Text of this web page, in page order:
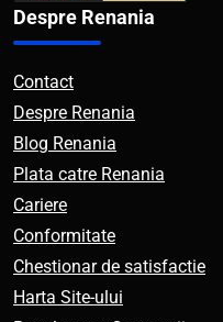
Despre Renania
Contact
Despre Renania
Blog Renania
Plata catre Renania
Cariere
Conformitate
Chestionar de satisfactie
Harta Site-ului